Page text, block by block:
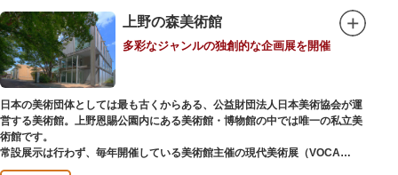
ので、バードウォッチングを楽しむ人の姿も見られるスポットです。
美術館や博物館で国内外の芸術作品や文化・自然科学に触れたり、歴史の薫
りを感じながら史跡巡りを楽しんではいかがでしょうか。1日では見てまわ
りきれないほどの魅力にあふれた公園です。
上野の森美術館
多彩なジャンルの独創的な企画展を開催
日本の美術団体としては最も古くからある、公益財団法人日本美術協会が運
営する美術館。上野恩賜公園内にある美術館・博物館の中では唯一の私立美
術館です。
常設展示は行わず、毎年開催している美術館主催の現代美術展（VOCA
展）、公募展（上野の森美術館大賞展、日本の自然を描く展）のほか、マン